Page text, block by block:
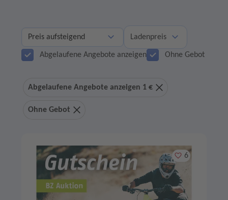
Ladenpreis
Abgelaufene Angebote anzeigen Ohne Gebot
Abgelaufene Angebote anzeigen 1 €
Ohne Gebot
Merken
6